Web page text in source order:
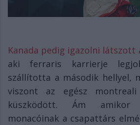
Kanada pedig igazolni látszott
aki ferraris karrierje
szállította a második hellyel,
viszont az egész
küszködött. Ám
monacóinak a csapattárs